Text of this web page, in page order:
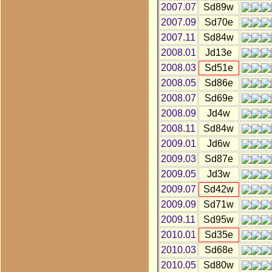
2007.07
Sd89w
2007.09
Sd70e
2007.11
Sd84w
2008.01
Jd13e
2008.03
Sd51e
2008.05
Sd86e
2008.07
Sd69e
2008.09
Jd4w
2008.11
Sd84w
2009.01
Jd6w
2009.03
Sd87e
2009.05
Jd3w
2009.07
Sd42w
2009.09
Sd71w
2009.11
Sd95w
2010.01
Sd35e
2010.03
Sd68e
2010.05
Sd80w